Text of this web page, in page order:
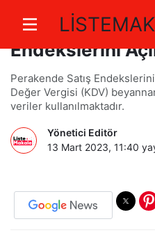
TÜİK:
Endekslerini
Perakende Satış
Değer Vergisi (KDV)
veriler kullanılmaktadır.
Yönetici Editör
13 Mart 2023, 11:40